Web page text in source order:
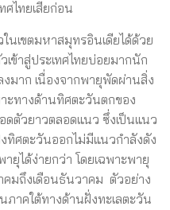
ศไทยเสียก่อน
เขตมหาสมุทรอินเดียได้ด้วย
ข้าสู่ประเทศไทยบ่อยมากนัก
มาก เนื่องจากพายุพัดผ่านสิ่ง
ะทางด้านทิศตะวันตกของ
ดตัวยาวตลอดแนว ซึ่งเป็นแนว
ศตะวันออกไม่มีแนวกำลังดัง
ยุได้ง่ายกว่า โดยเฉพาะพายุ
คมถึงเดือนธันวาคม ตัวอย่าง
ภาคใต้ทางด้านฝั่งทะเลตะวัน